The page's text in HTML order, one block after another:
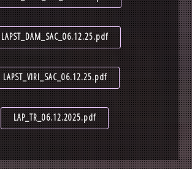
LAPST_DAM_SAC_06.12.25.pdf
LAPST_VIRI_SAC_06.12.25.pdf
LAP_TR_06.12.2025.pdf